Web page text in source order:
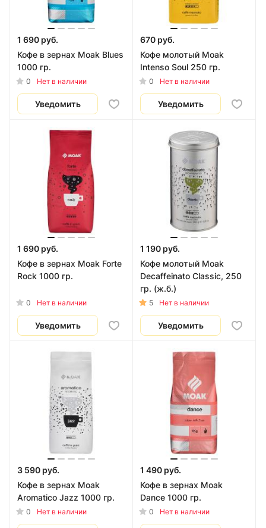
работе в офисе, в кафе или ресторане.
Кофе МОАК – это действительно тот кофе,
от которого получают удовольствие.
1 690 руб.
Кофе в зернах Moak Blues
1000 гр.
0 Нет в наличии
Уведомить
670 руб.
Кофе молотый Moak
Intenso Soul 250 гр.
0 Нет в наличии
Уведомить
1 690 руб.
Кофе в зернах Moak Forte
Rock 1000 гр.
0 Нет в наличии
Уведомить
1 190 руб.
Кофе молотый Moak
Decaffeinato Classic, 250
гр. (ж.б.)
5 Нет в наличии
Уведомить
3 590 руб.
Кофе в зернах Moak
Aromatico Jazz 1000 гр.
0 Нет в наличии
1 490 руб.
Кофе в зернах Moak
Dance 1000 гр.
0 Нет в наличии